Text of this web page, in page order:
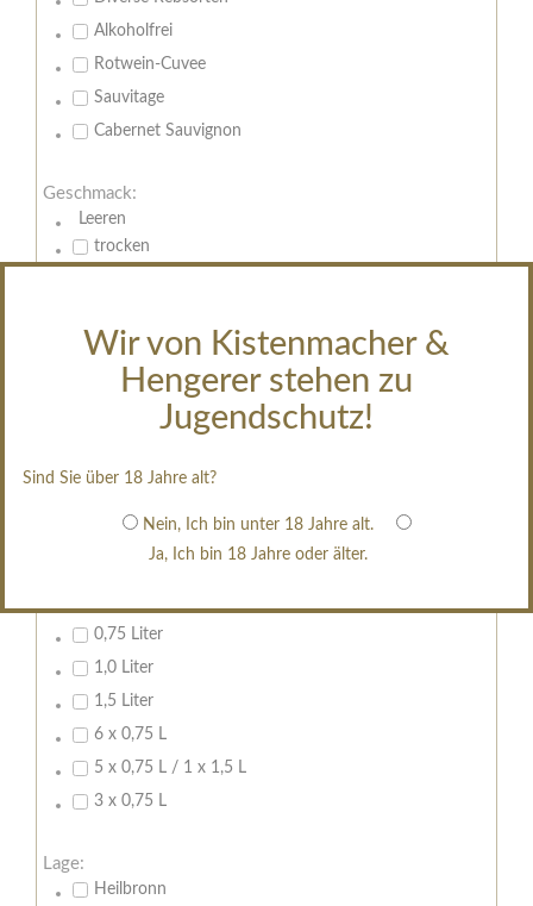
Wir von Kistenmacher &
Hengerer stehen zu
Jugendschutz!
Sind Sie über 18 Jahre alt?
Nein, Ich bin unter 18 Jahre alt.
Ja, Ich bin 18 Jahre oder älter.
Alkoholfrei
Rotwein-Cuvee
Sauvitage
Cabernet Sauvignon
Geschmack:
Leeren
trocken
restsüß
edelsüß
im Holzfass gereift
erfrischend, nicht zu süß
0,75 Liter
1,0 Liter
1,5 Liter
6 x 0,75 L
5 x 0,75 L / 1 x 1,5 L
3 x 0,75 L
Lage:
Heilbronn